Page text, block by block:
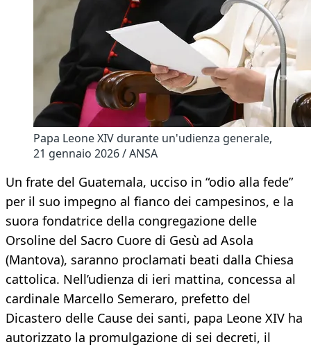
Papa Leone XIV durante un'udienza generale,
21 gennaio 2026 / ANSA
Un frate del Guatemala, ucciso in “odio alla fede”
per il suo impegno al fianco dei campesinos, e la
suora fondatrice della congregazione delle
Orsoline del Sacro Cuore di Gesù ad Asola
(Mantova), saranno proclamati beati dalla Chiesa
cattolica. Nell’udienza di ieri mattina, concessa al
cardinale Marcello Semeraro, prefetto del
Dicastero delle Cause dei santi, papa Leone XIV ha
autorizzato la promulgazione di sei decreti, il